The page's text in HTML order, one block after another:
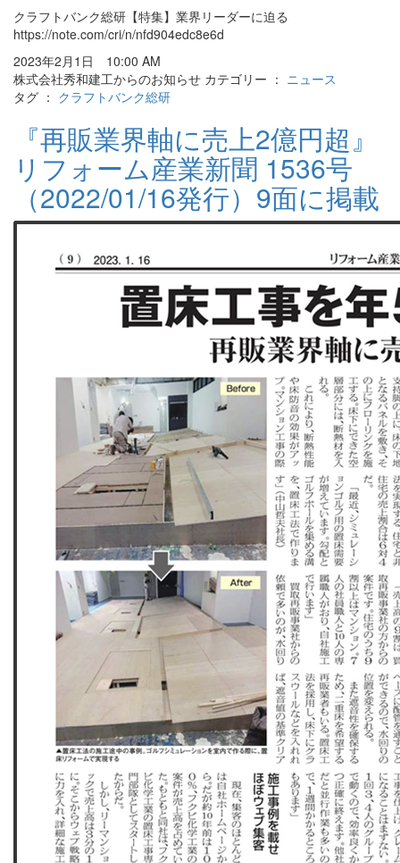
クラフトバンク総研【特集】業界リーダーに迫る
https://note.com/cri/n/nfd904edc8e6d
2023年2月1日 10:00 AM
株式会社秀和建工からのお知らせ カテゴリー ： ニュース
タグ ： クラフトバンク総研
『再販業界軸に売上2億円超』
リフォーム産業新聞 1536号
（2022/01/16発行）9面に掲載